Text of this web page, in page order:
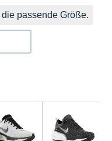
die passende Größe.